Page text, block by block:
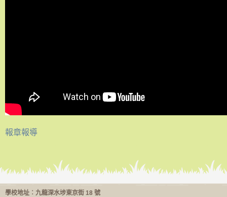
報章報導
創科 – 雙紙座
學校地址︰九龍深水埗東京街 18 號